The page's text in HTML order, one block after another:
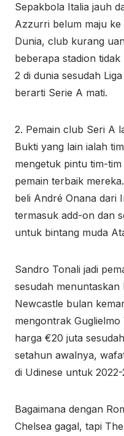
Sepakbola Italia jauh
Azzurri belum maju ke
Dunia, club kurang
beberapa stadion
2 di dunia sesudah
berarti Serie A mati.
2. Pemain club Seri A
Bukti yang lain ialah
mengetuk pintu tim-
pemain terbaik
beli André Onana dari
termasuk add-on dan
untuk bintang muda
Sandro Tonali jadi
sesudah
Newcastle bulan
mengontrak
harga €20 juta
setahun awalnya,
di Udinese untuk 2022-
Bagaimana dengan
Chelsea gagal, tapi